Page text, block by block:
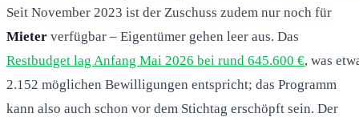
Seit November 2023 ist der Zuschuss zudem nur noch für
Mieter verfügbar – Eigentümer gehen leer aus. Das
Restbudget lag Anfang Mai 2026 bei rund 645.600 €, was
2.152 möglichen Bewilligungen entspricht; das Programm
kann also auch schon vor dem Stichtag erschöpft sein. Der